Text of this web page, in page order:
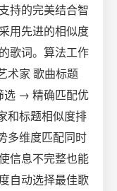
持的完美结合智
用先进的相似度
歌词。算法工作
术家 歌曲标题
选 → 精确匹配优
和标题相似度排
多维度匹配同时
信息不完整也能
自动选择最佳歌